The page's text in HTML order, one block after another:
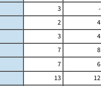
3 -
2 4
3 4
7 8
7 6
13 12